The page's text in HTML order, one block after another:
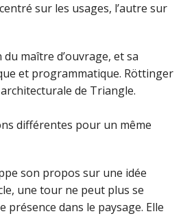
sur les usages, l’autre sur
maître d’ouvrage, et sa
et programmatique. Röttinger
de Triangle.
différentes pour un même
son propos sur une idée
une tour ne peut plus se
présence dans le paysage. Elle